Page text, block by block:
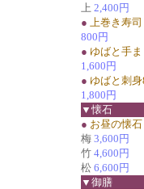
上 2,400円
● 上巻き寿
800円
● ゆばと手
1,600円
● ゆばと刺
1,800円
▼懐石
● お昼の懐石
梅 3,600円
竹 4,600円
松 6,600円
▼御膳